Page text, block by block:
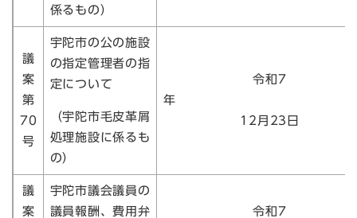
係るもの）
議
案
第
70
号
宇陀市の公の施設
の指定管理者の指
定について
（宇陀市毛皮革屑
処理施設に係るも
の）
令和7
12月23日
議
案
宇陀市議会議員の
議員報酬、費用弁
令和7